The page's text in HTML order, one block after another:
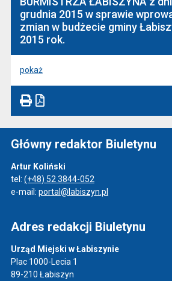
grudnia 2015 w sprawie
zmian w budżecie gminy
2015 rok.
pokaż
Główny redaktor Biuletynu
Artur Koliński
tel: (+48) 52 3844-052
e-mail: portal@labiszyn.pl
Adres redakcji Biuletynu
Urząd Miejski w Łabiszynie
Plac 1000-Lecia 1
89-210 Łabiszyn